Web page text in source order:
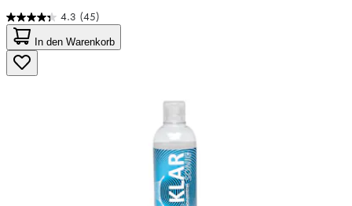
4.3 (45)
4.3
von
5
Sternen.
45
In den Warenkorb